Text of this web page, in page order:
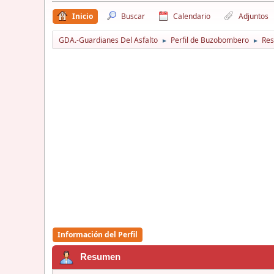
Inicio Buscar Calendario Adjuntos
GDA.-Guardianes Del Asfalto ► Perfil de Buzobombero ►
Información del Perfil
Resumen